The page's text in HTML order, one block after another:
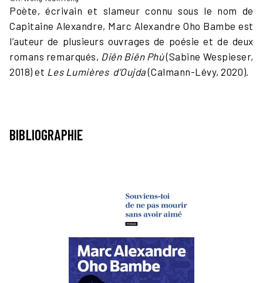
Poète, écrivain et slameur connu sous le nom de
Capitaine Alexandre, Marc Alexandre Oho Bambe est
l’auteur de plusieurs ouvrages de poésie et de deux
romans remarqués, Diên Biên Phù(Sabine Wespieser,
2018) et Les Lumières d’Oujda(Calmann-Lévy, 2020).
BIBLIOGRAPHIE